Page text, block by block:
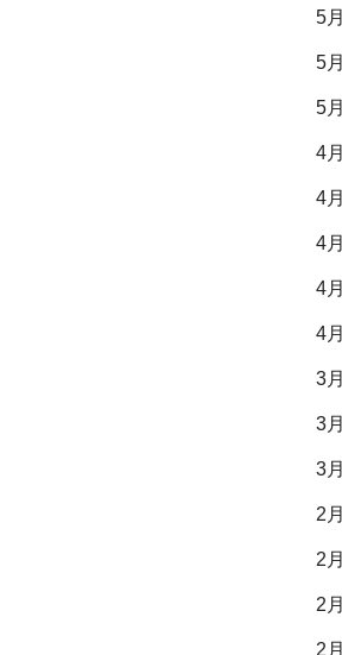
5月
5月
5月
4月
4月
4月
4月
4月
3月
3月
3月
2月
2月
2月
2月